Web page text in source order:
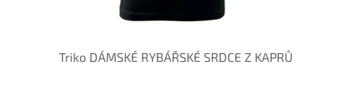
Triko DÁMSKÉ RYBÁŘSKÉ SRDCE Z KAPRŮ